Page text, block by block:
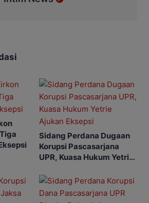
Sidang Perdana Dugaan
Korupsi Pascasarjana
UPR, Kuasa Hukum Yetrie